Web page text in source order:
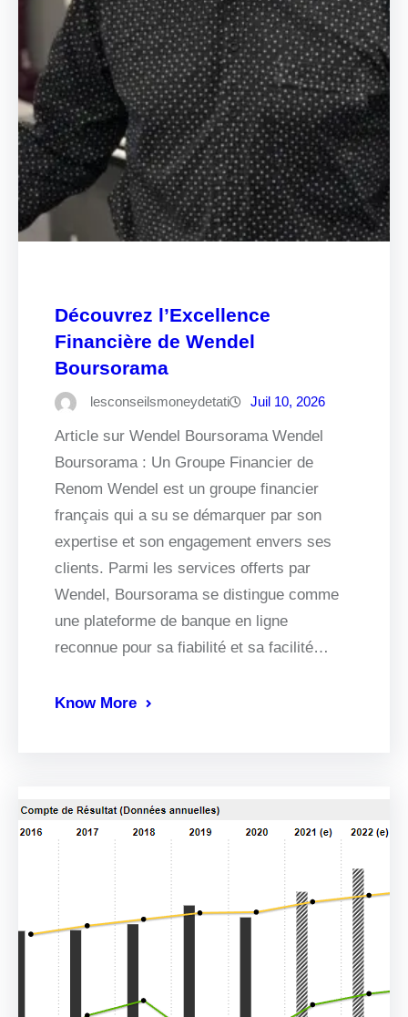
Découvrez l’Excellence
Financière de Wendel
Boursorama
lesconseilsmoneydetati Juil 10, 2026
Article sur Wendel Boursorama Wendel
Boursorama : Un Groupe Financier de
Renom Wendel est un groupe financier
français qui a su se démarquer par son
expertise et son engagement envers ses
clients. Parmi les services offerts par
Wendel, Boursorama se distingue comme
une plateforme de banque en ligne
reconnue pour sa fiabilité et sa facilité…
Know More